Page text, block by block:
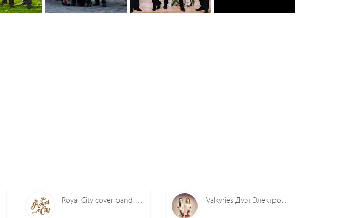
Royal City cover band Дарина Гребенко Valkyries Дуэт Электроскрипок